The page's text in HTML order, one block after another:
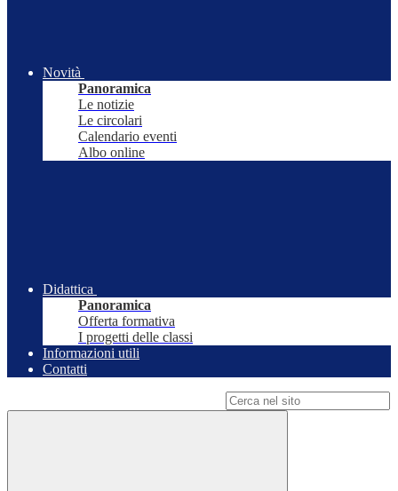
Novità
Panoramica
Le notizie
Le circolari
Calendario eventi
Albo online
Didattica
Panoramica
Offerta formativa
I progetti delle classi
Informazioni utili
Contatti